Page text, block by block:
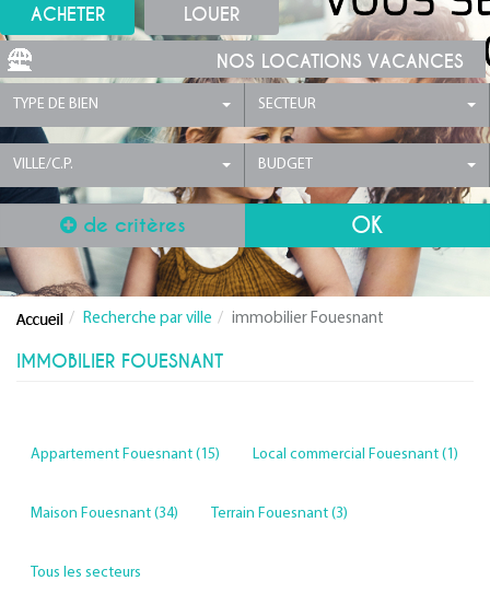
ACHETER LOUER
NOS LOCATIONS VACANCES
TYPE DE BIEN SECTEUR
VILLE/C.P. BUDGET
de critères
Recherche par ville immobilier Fouesnant
IMMOBILIER FOUESNANT
Appartement Fouesnant (15) Local commercial Fouesnant (1)
Maison Fouesnant (34) Terrain Fouesnant (3)
Tous les secteurs